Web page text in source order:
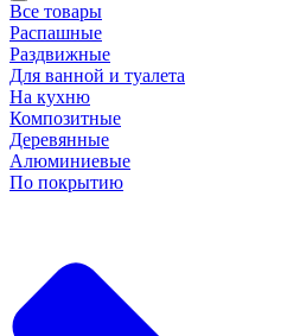
Все товары
Распашные
Раздвижные
Для ванной и туалета
На кухню
Композитные
Деревянные
Алюминиевые
По покрытию